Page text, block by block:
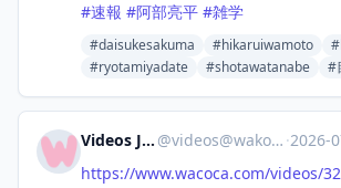
#速報 #阿部亮平 #雑学
#daisukesakuma #hikaruiwamoto
#ryotamiyadate
#shotawatanabe #
Videos Japan @videos@wakoka.com ·2026-
https://www.wacoca.com/videos/